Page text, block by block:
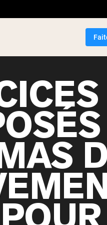
Meilleure Vente
pois